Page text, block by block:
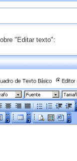
"Editar texto":